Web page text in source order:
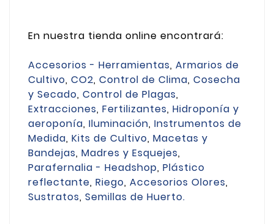
En nuestra tienda online encontrará:
Accesorios - Herramientas, Armarios de
Cultivo, CO2, Control de Clima, Cosecha
y Secado, Control de Plagas,
Extracciones, Fertilizantes, Hidroponía y
aeroponía, Iluminación, Instrumentos de
Medida, Kits de Cultivo, Macetas y
Bandejas, Madres y Esquejes,
Parafernalia - Headshop, Plástico
reflectante, Riego, Accesorios Olores,
Sustratos, Semillas de Huerto.